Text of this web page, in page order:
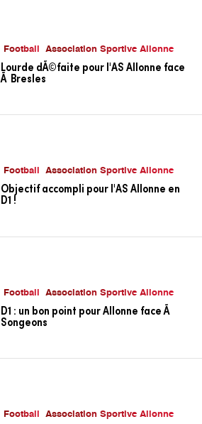
Football Association Sportive Allonne
Lourde dÃ©faite pour l'AS Allonne face
Ã Bresles
Football Association Sportive Allonne
Objectif accompli pour l'AS Allonne en
D1 !
Football Association Sportive Allonne
D1 : un bon point pour Allonne face Ã
Songeons
Football Association Sportive Allonne